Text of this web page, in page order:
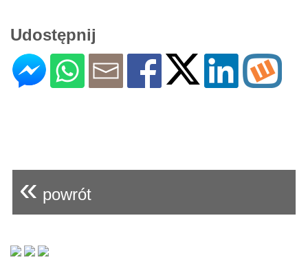
Udostępnij
« powrót